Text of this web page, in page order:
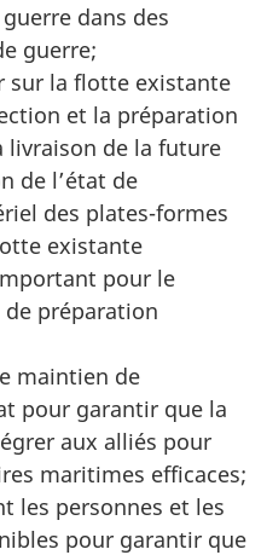
dans des
guerre;
sur la flotte existante
et la préparation
livraison de la future
de l’état de
des plates-formes
existante
pour le
préparation
maintien de
pour garantir que la
aux alliés pour
maritimes efficaces;
les personnes et les
pour garantir que